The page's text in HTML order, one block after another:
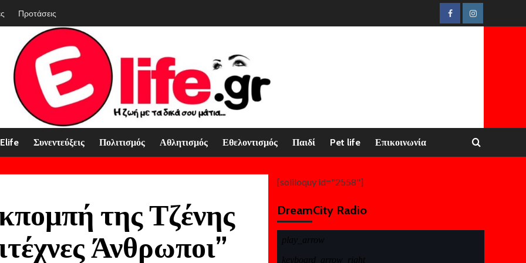
FacebookInstagram
Προτάσεις
Elife Συνεντεύξεις Πολιτισμός Αθλητισμός Εθελοντισμός Παιδί Pet life Επικοινωνία
της Τζένης
Άνθρωποι”
[soliloquy id="2558"]
DreamCity Radio